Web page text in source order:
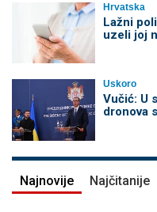
Hrvatska
Lažni
uzeli joj
Uskoro
Vučić: U
dronova
Najnovije Najčitanije